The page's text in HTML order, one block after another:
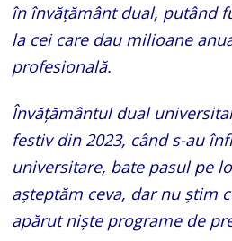
în învățământ dual, putând
la cei care dau milioane
profesională.
Învățământul dual
festiv din 2023, când s-au
universitare, bate pasul pe
așteptăm ceva, dar nu știm
apărut niște programe de